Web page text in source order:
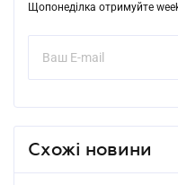
Щопонеділка отримуйте
Схожі новини